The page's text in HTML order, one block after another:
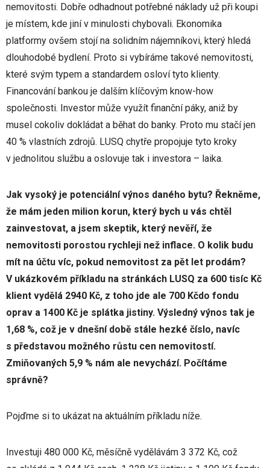
nemovitosti. Dobře odhadnout potřebné náklady už při koupi
je místem, kde jiní v minulosti chybovali. Ekonomika
platformy ovšem stojí na solidním nájemníkovi, který hledá
dlouhodobé bydlení. Proto si vybíráme takové nemovitosti,
které svým typem a standardem osloví tyto klienty.
Financování bankou je dalším klíčovým know-how
společnosti. Investor může využít finanční páky, aniž by
musel cokoliv dokládat a běhat do banky. Proto mu stačí jen
40 % vlastních zdrojů. LUSQ chytře propojuje tyto kroky
v jednolitou službu a oslovuje tak i investora – laika.
Jak vysoký je potenciální výnos daného bytu? Řekněme,
že mám jeden milion korun, který bych u vás chtěl
zainvestovat, a jsem skeptik, který nevěří, že
nemovitosti porostou rychleji než inflace. O kolik budu
mít na účtu víc, pokud nemovitost za pět let prodám?
V ukázkovém příkladu na stránkách LUSQ za 600 tisíc Kč
klient vydělá 2940 Kč, z toho jde ale 700 Kčdo fondu
oprav a 1400 Kč je splátka jistiny. Výsledný výnos tak je
1,68 %, což je v dnešní době stále hezké číslo, navíc
s představou možného růstu cen nemovitostí.
Zmiňovaných 5,9 % nám ale nevychází. Počítáme
správně?
Pojďme si to ukázat na aktuálním příkladu níže.
Investuji 480 000 Kč, měsíčně vydělávám 3 372 Kč, což